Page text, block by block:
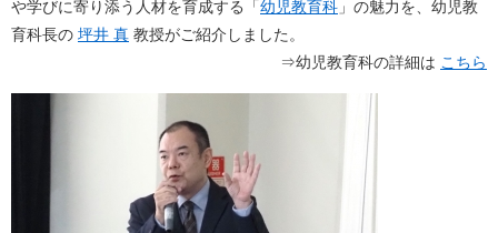
や学びに寄り添う人材を育成する「幼児教育科 」の魅力を、幼児教
育科長の 坪井 真 教授がご紹介しました。
⇒幼児教育科の詳細は こちら